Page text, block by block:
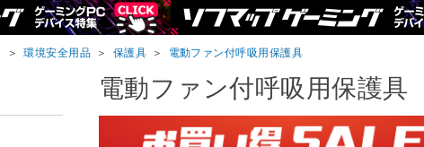
＞ 環境安全用品 ＞ 保護具 ＞ 電動ファン付呼吸用保護具
電動ファン付呼吸用保護具